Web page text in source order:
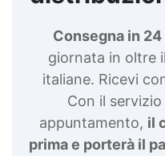
Consegna in 24
giornata in oltre
italiane. Ricevi
Con il
appuntamento, il
prima e porterà il